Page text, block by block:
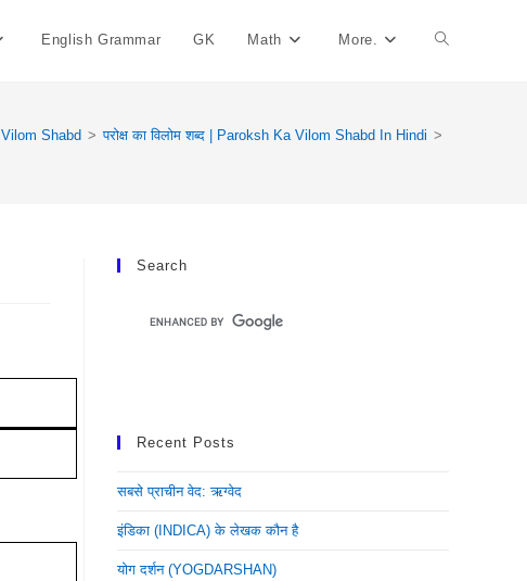
English Grammar GK Math More. Toggle
Vilom Shabd > परोक्ष का विलोम शब्द | Paroksh Ka Vilom Shabd In Hindi >
Search
Recent Posts
सबसे प्राचीन वेद: ऋग्वेद
इंडिका (INDICA) के लेखक कौन है
योग दर्शन (YOGDARSHAN)